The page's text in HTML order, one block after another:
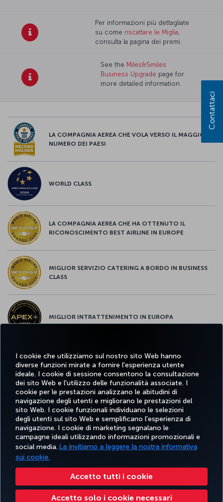
I cookie che utilizziamo sul nostro sito Web hanno
diverse funzioni mirate a fornire l'esperienza utente
ideale. I cookie di sessione consentono la consultazione
dei sito Web e l'utilizzo delle funzionalità associate. I
cookie per le prestazioni analizzano le abitudini di
navigazione degli utenti e migliorano le prestazioni del
sito Web. I cookie funzionali individuano le selezioni
degli utenti sul sito Web e semplificano l'esperienza di
navigazione. I cookie di marketing segnalano le
campagne ideali utilizzando informazioni promozionali e
social media. La invitiamo a leggere la nostra informativa
sui cookie.
Accetto tutti i cookie
Accetto solo i cookie necessari
Per informazioni più dettagliate
su come riscattare le Miglia,
consulta la pagina dei premi.
See theMiles&Smiles
Business Upgrade page for
more detailed information.
LA COMPAGNIA AEREA CHE VOLA VERSO IL MAGGIOR
NUMERO DEI PAESI
WORLD CLASS
LA COMPAGNIA AEREA CHE HA OTTENUTO IL
RICONOSCIMENTO BEST AIRLINE IN EUROPE
MIGLIOR SERVIZIO CATERING A BORDO IN BUSINESS
CLASS
MIGLIOR INTRATTENIMENTO IN EUROPA
MIGLIOR WI-FI D'EUROPA
Facebook
TwitterInstagram
YouTubeLinkedIn
TikTokBlog
PRENOTARE
E GESTIRE
SCOPRI
OFFERTE E
DESTINAZIONI
AIUTO
TURKISH
AIRLINES
Accessibilità Impressum Privacy e norme sui cookie Note legali Diritti dei passeggeri
Modifica le impostazioni dei cookie Diritti degli interessati in base alle normative UE
Contattaci